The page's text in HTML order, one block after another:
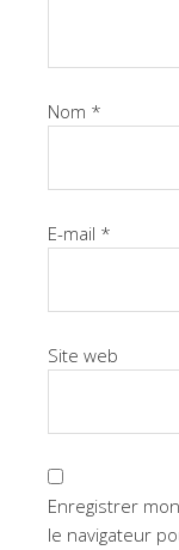
Nom *
E-mail *
Site web
Enregistrer
le navigateur